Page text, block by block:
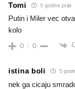
Tomi 5 godine prije
Putin i Miler vec
kolo
0 0
istina boli 5
nek ga cicaju